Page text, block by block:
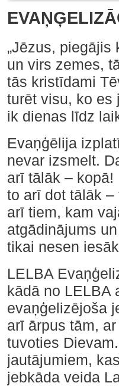
„Jēzus, piegājis
un virs zemes,
tās kristīdami
turēt visu, ko es
ik dienas līdz
Evaņģēlija
nevar izsmelt.
arī tālāk –
to arī dot tālāk
arī tiem, kam
atgādinājums
tikai nesen
LELBA
kādā no LELBA
evaņģelizējoša
arī ārpus tām,
tuvoties
jautājumiem,
jebkāda veida